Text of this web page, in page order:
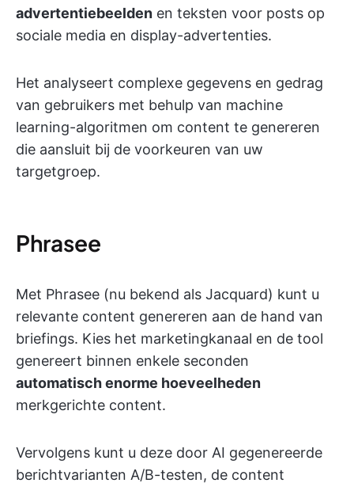
advertentiebeelden en teksten voor posts op
sociale media en display-advertenties.
Het analyseert complexe gegevens en gedrag
van gebruikers met behulp van machine
learning-algoritmen om content te genereren
die aansluit bij de voorkeuren van uw
targetgroep.
Phrasee
Met Phrasee (nu bekend als Jacquard) kunt u
relevante content genereren aan de hand van
briefings. Kies het marketingkanaal en de tool
genereert binnen enkele seconden
automatisch enorme hoeveelheden
merkgerichte content.
Vervolgens kunt u deze door AI gegenereerde
berichtvarianten A/B-testen, de content